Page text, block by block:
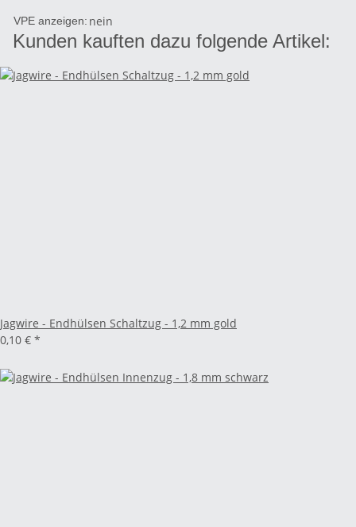
VPE anzeigen: nein
Kunden kauften dazu folgende Artikel:
Jagwire - Endhülsen Schaltzug - 1,2 mm gold
0,10 € *